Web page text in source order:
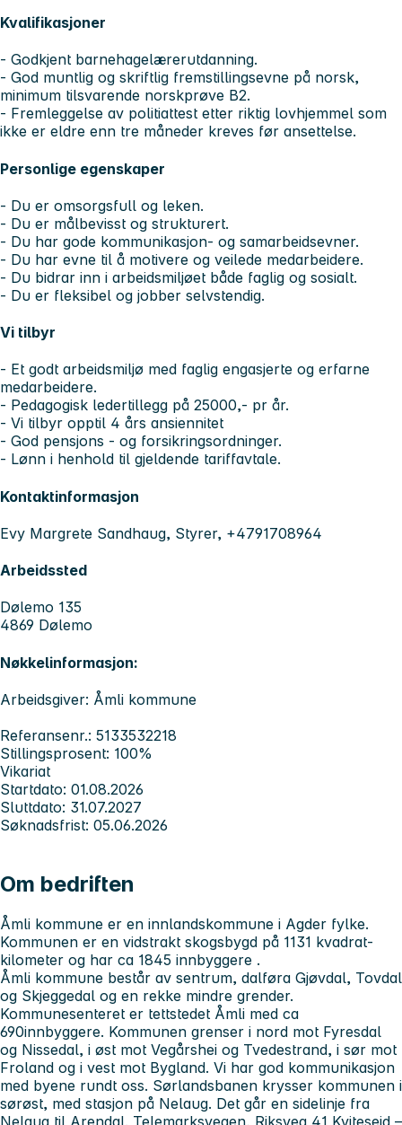
Kvalifikasjoner
- Godkjent barnehagelærerutdanning.
- God muntlig og skriftlig fremstillingsevne på norsk,
minimum tilsvarende norskprøve B2.
- Fremleggelse av politiattest etter riktig lovhjemmel som
ikke er eldre enn tre måneder kreves før ansettelse.
Personlige egenskaper
- Du er omsorgsfull og leken.
- Du er målbevisst og strukturert.
- Du har gode kommunikasjon- og samarbeidsevner.
- Du har evne til å motivere og veilede medarbeidere.
- Du bidrar inn i arbeidsmiljøet både faglig og sosialt.
- Du er fleksibel og jobber selvstendig.
Vi tilbyr
- Et godt arbeidsmiljø med faglig engasjerte og erfarne
medarbeidere.
- Pedagogisk ledertillegg på 25000,- pr år.
- Vi tilbyr opptil 4 års ansiennitet
- God pensjons - og forsikringsordninger.
- Lønn i henhold til gjeldende tariffavtale.
Kontaktinformasjon
Evy Margrete Sandhaug, Styrer, +4791708964
Arbeidssted
Dølemo 135
4869 Dølemo
Nøkkelinformasjon:
Arbeidsgiver: Åmli kommune
Referansenr.: 5133532218
Stillingsprosent: 100%
Vikariat
Startdato: 01.08.2026
Sluttdato: 31.07.2027
Søknadsfrist: 05.06.2026
Om bedriften
Åmli kommune er en innlandskommune i Agder fylke.
Kommunen er en vidstrakt skogsbygd på 1131 kvadrat-
kilometer og har ca 1845 innbyggere .
Åmli kommune består av sentrum, dalføra Gjøvdal, Tovdal
og Skjeggedal og en rekke mindre grender.
Kommunesenteret er tettstedet Åmli med ca
690innbyggere. Kommunen grenser i nord mot Fyresdal
og Nissedal, i øst mot Vegårshei og Tvedestrand, i sør mot
Froland og i vest mot Bygland. Vi har god kommunikasjon
med byene rundt oss. Sørlandsbanen krysser kommunen i
sørøst, med stasjon på Nelaug. Det går en sidelinje fra
Nelaug til Arendal. Telemarksvegen, Riksveg 41 Kviteseid –